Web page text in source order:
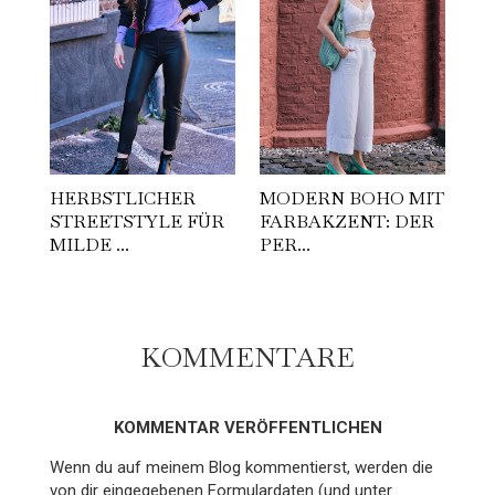
HERBSTLICHER
STREETSTYLE FÜR
MILDE ...
MODERN BOHO MIT
FARBAKZENT: DER
PER...
KOMMENTARE
KOMMENTAR VERÖFFENTLICHEN
Wenn du auf meinem Blog kommentierst, werden die
von dir eingegebenen Formulardaten (und unter